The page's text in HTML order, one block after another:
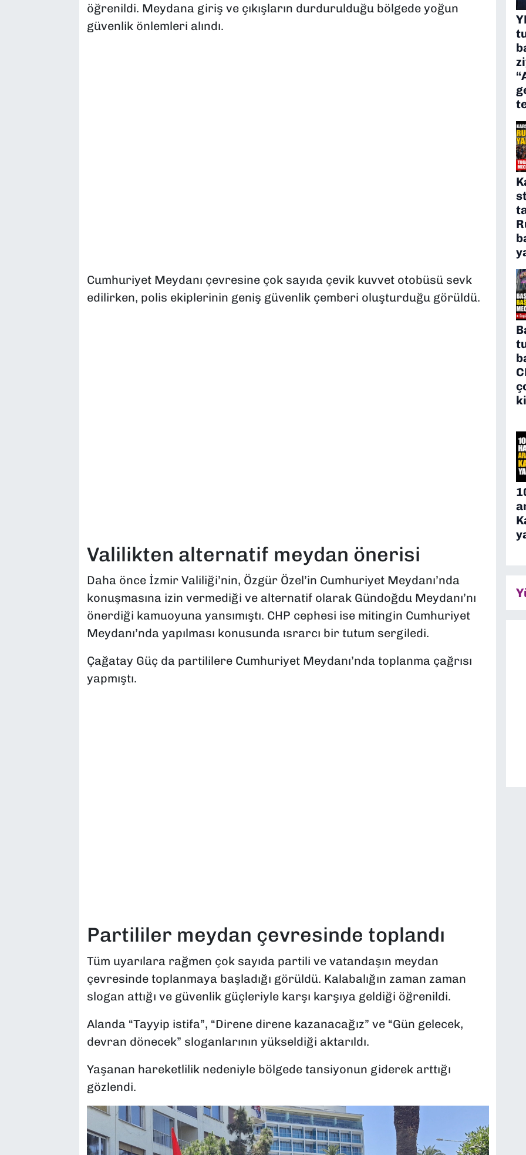
öğrenildi. Meydana giriş ve çıkışların durdurulduğu bölgede yoğun
güvenlik önlemleri alındı.
Cumhuriyet Meydanı çevresine çok sayıda çevik kuvvet otobüsü sevk
edilirken, polis ekiplerinin geniş güvenlik çemberi oluşturduğu görüldü.
Valilikten alternatif meydan önerisi
Daha önce İzmir Valiliği’nin, Özgür Özel’in Cumhuriyet Meydanı’nda
konuşmasına izin vermediği ve alternatif olarak Gündoğdu Meydanı’nı
önerdiği kamuoyuna yansımıştı. CHP cephesi ise mitingin Cumhuriyet
Meydanı’nda yapılması konusunda ısrarcı bir tutum sergiledi.
Çağatay Güç da partililere Cumhuriyet Meydanı’nda toplanma çağrısı
yapmıştı.
Partililer meydan çevresinde toplandı
Tüm uyarılara rağmen çok sayıda partili ve vatandaşın meydan
çevresinde toplanmaya başladığı görüldü. Kalabalığın zaman zaman
slogan attığı ve güvenlik güçleriyle karşı karşıya geldiği öğrenildi.
Alanda “Tayyip istifa”, “Direne direne kazanacağız” ve “Gün gelecek,
devran dönecek” sloganlarının yükseldiği aktarıldı.
Yaşanan hareketlilik nedeniyle bölgede tansiyonun giderek arttığı
gözlendi.